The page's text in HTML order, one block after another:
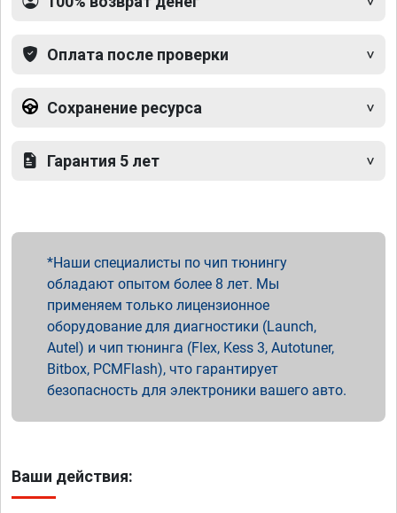
Оплата после проверки
Сохранение ресурса
Гарантия 5 лет
Наши специалисты по чип тюнингу
обладают опытом более 8 лет. Мы
применяем только лицензионное
оборудование для диагностики (Launch,
Autel) и чип тюнинга (Flex, Kess 3, Autotuner,
Bitbox, PCMFlash), что гарантирует
безопасность для электроники вашего авто.
Ваши действия: